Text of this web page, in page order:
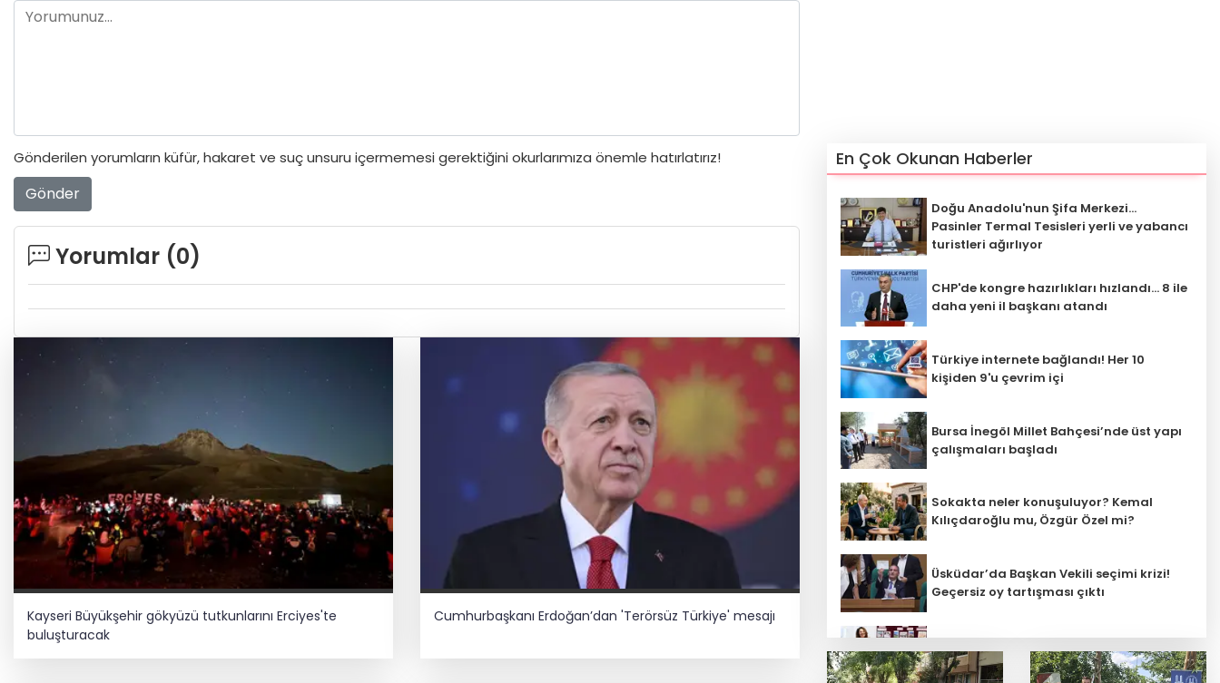
Gönderilen yorumların küfür, hakaret ve suç unsuru içermemesi gerektiğini okurlarımıza önemle hatırlatırız!
Gönder
Yorumlar (0)
Kayseri Büyükşehir gökyüzü tutkunlarını Erciyes'te
buluşturacak
Cumhurbaşkanı Erdoğan’dan 'Terörsüz Türkiye' mesajı
En Çok Okunan Haberler
Doğu Anadolu'nun Şifa Merkezi...
Pasinler Termal Tesisleri yerli ve yabancı
turistleri ağırlıyor
CHP'de kongre hazırlıkları hızlandı... 8 ile
daha yeni il başkanı atandı
Türkiye internete bağlandı! Her 10
kişiden 9'u çevrim içi
Bursa İnegöl Millet Bahçesi’nde üst yapı
çalışmaları başladı
Sokakta neler konuşuluyor? Kemal
Kılıçdaroğlu mu, Özgür Özel mi?
Üsküdar’da Başkan Vekili seçimi krizi!
Geçersiz oy tartışması çıktı
açıklandı